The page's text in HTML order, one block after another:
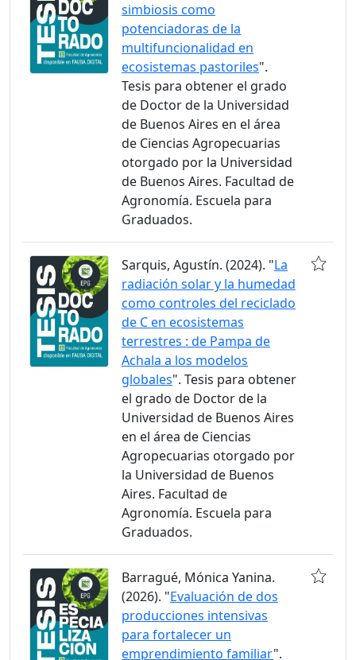
simbiosis como
potenciadoras de la
multifuncionalidad en
ecosistemas pastoriles".
Tesis para obtener el grado
de Doctor de la Universidad
de Buenos Aires en el área
de Ciencias Agropecuarias
otorgado por la Universidad
de Buenos Aires. Facultad de
Agronomía. Escuela para
Graduados.
Sarquis, Agustín. (2024). "La
radiación solar y la humedad
como controles del reciclado
de C en ecosistemas
terrestres : de Pampa de
Achala a los modelos
globales". Tesis para obtener
el grado de Doctor de la
Universidad de Buenos Aires
en el área de Ciencias
Agropecuarias otorgado por
la Universidad de Buenos
Aires. Facultad de
Agronomía. Escuela para
Graduados.
Barragué, Mónica Yanina.
(2026). "Evaluación de dos
producciones intensivas
para fortalecer un
emprendimiento familiar".